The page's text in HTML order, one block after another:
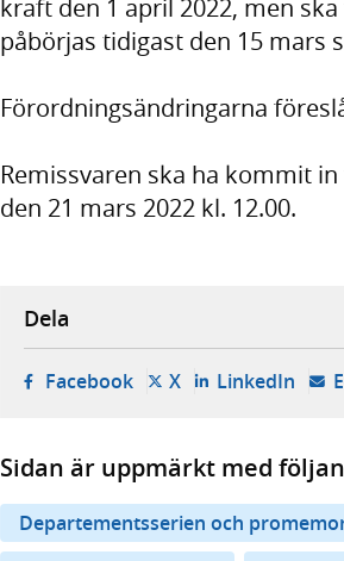
kraft den 1 april 2022, men
påbörjas tidigast den 15 mars
Förordningsändringarna
Remissvaren ska ha kommit
den 21 mars 2022 kl. 12.00.
Dela
Facebook- öppnas i ny flik,
X- öppnas i ny flik,
LinkedIn-
Sidan är uppmärkt med
Departementsserien och